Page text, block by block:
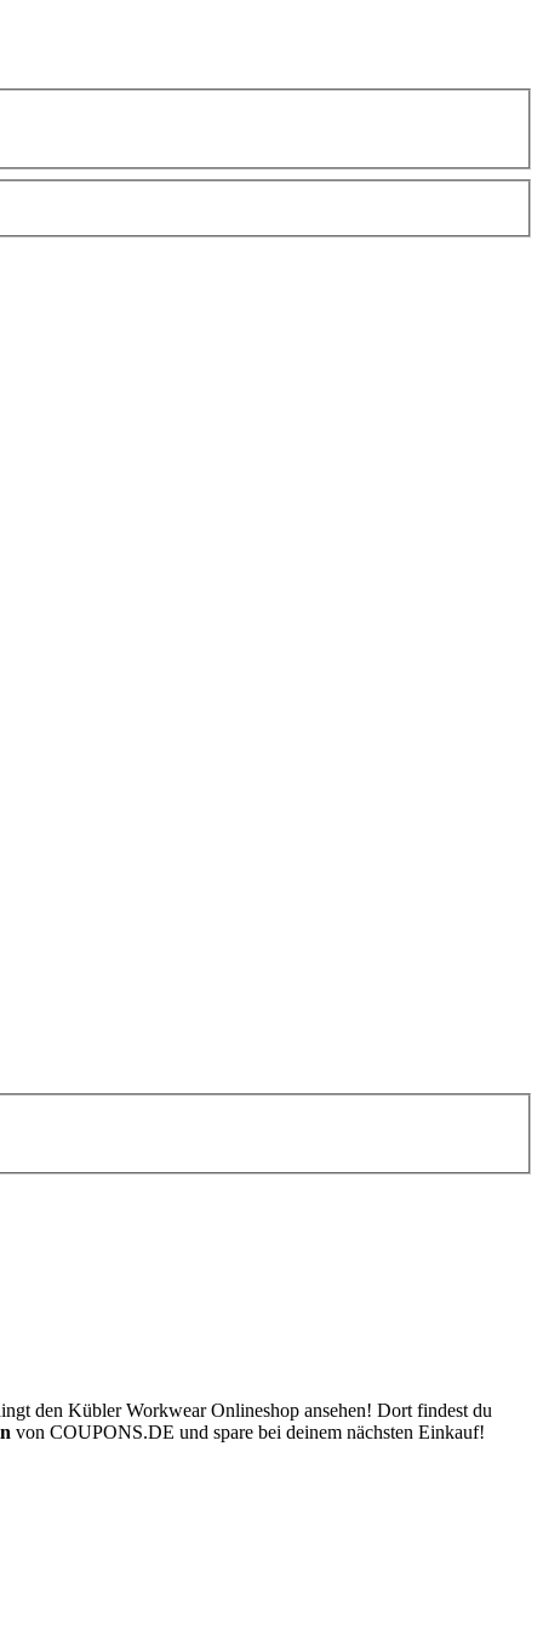
den Kübler Workwear Onlineshop ansehen! Dort findest du
von COUPONS.DE und spare bei deinem nächsten Einkauf!